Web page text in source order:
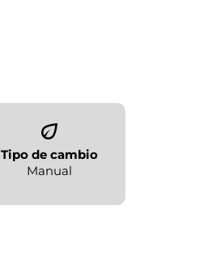
Tipo de cambio
Manual